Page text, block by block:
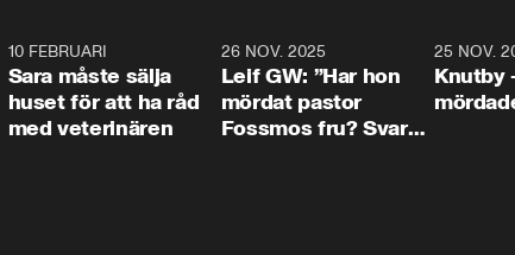
10 FEBRUARI
Sara måste sälja
huset för att ha råd
med veterinären
26 NOV. 2025
Leif GW: ”Har hon
mördat pastor
Fossmos fru? Svar
25 NOV.
Knutby